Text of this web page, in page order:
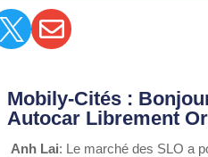
 
Mobily-Cités :
Autocar Librement
Anh Lai: Le marché des SLO a